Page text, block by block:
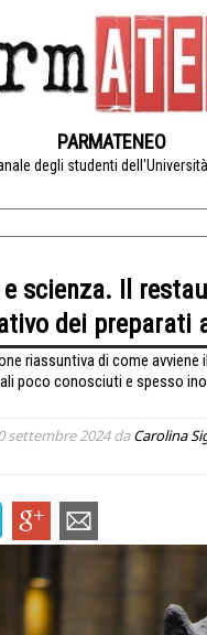
PARMATENEO
degli studenti
scienza. Il
dei preparati
riassuntiva di come avviene
poco conosciuti e spesso
settembre 2024daCarolina